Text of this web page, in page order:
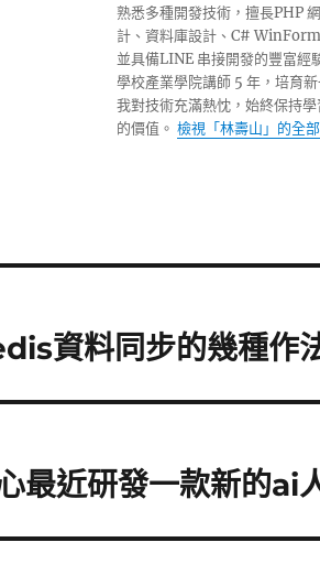
熟悉多種開發技術，擅長PHP
計、資料庫設計、C#
並具備LINE 串接開發的豐富經
學校產業學院講師 5 年，培育
我對技術充滿熱忱，始終保持
的價值。 檢視「林壽山」的全
資料同步的幾種作
最近研發一款新的ai